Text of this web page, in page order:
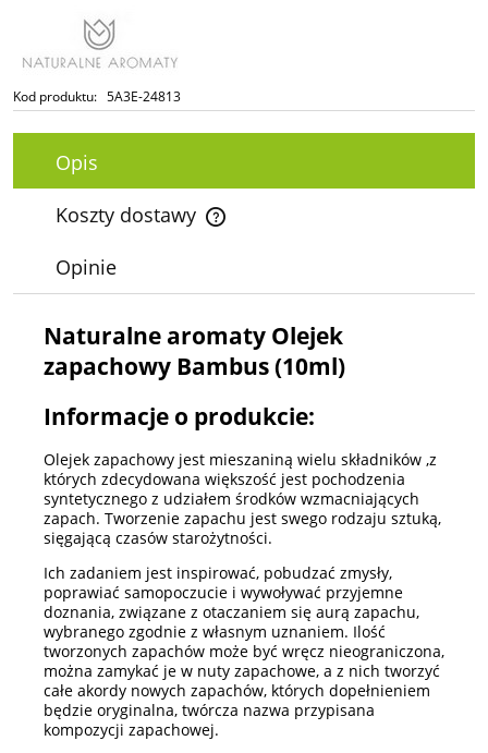
Kod produktu: 5A3E-24813
Opis
Koszty dostawy
Cena nie zawiera ewentualnych kosztów płatności
Opinie
Naturalne aromaty Olejek
zapachowy Bambus (10ml)
Informacje o produkcie:
Olejek zapachowy jest mieszaniną wielu składników ,z
których zdecydowana większość jest pochodzenia
syntetycznego z udziałem środków wzmacniających
zapach. Tworzenie zapachu jest swego rodzaju sztuką,
sięgającą czasów starożytności.
Ich zadaniem jest inspirować, pobudzać zmysły,
poprawiać samopoczucie i wywoływać przyjemne
doznania, związane z otaczaniem się aurą zapachu,
wybranego zgodnie z własnym uznaniem. Ilość
tworzonych zapachów może być wręcz nieograniczona,
można zamykać je w nuty zapachowe, a z nich tworzyć
całe akordy nowych zapachów, których dopełnieniem
będzie oryginalna, twórcza nazwa przypisana
kompozycji zapachowej.